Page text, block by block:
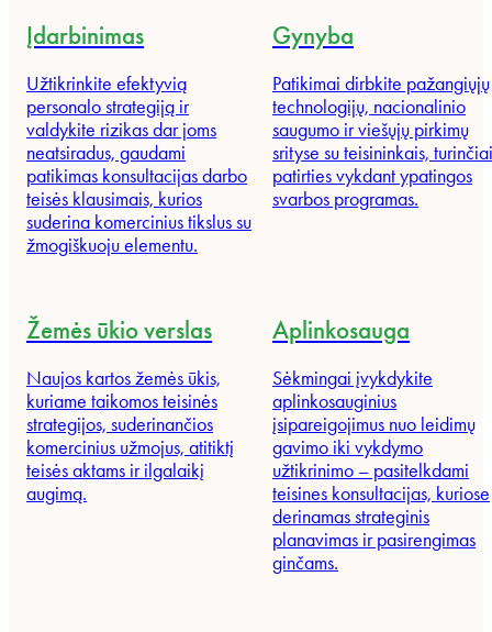
Įdarbinimas
Užtikrinkite efektyvią
personalo strategiją ir
valdykite rizikas dar joms
neatsiradus, gaudami
patikimas konsultacijas darbo
teisės klausimais, kurios
suderina komercinius tikslus su
žmogiškuoju elementu.
Gynyba
Patikimai dirbkite pažangiųjų
technologijų, nacionalinio
saugumo ir viešųjų pirkimų
srityse su teisininkais,
patirties vykdant ypatingos
svarbos programas.
Žemės ūkio verslas
Naujos kartos žemės ūkis,
kuriame taikomos teisinės
strategijos, suderinančios
komercinius užmojus, atitiktį
teisės aktams ir ilgalaikį
augimą.
Aplinkosauga
Sėkmingai įvykdykite
aplinkosauginius
įsipareigojimus nuo leidimų
gavimo iki vykdymo
užtikrinimo – pasitelkdami
teisines konsultacijas, kuriose
derinamas strateginis
planavimas ir pasirengimas
ginčams.